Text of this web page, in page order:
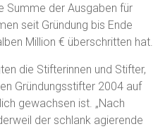
Summe der Ausgaben für
seit Gründung bis Ende
Million € überschritten hat.
die Stifterinnen und Stifter,
Gründungsstifter 2004 auf
gewachsen ist. „Nach
der schlank agierende